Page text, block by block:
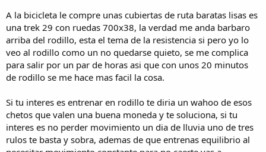
A la bicicleta le compre unas cubiertas de ruta baratas lisas es
una trek 29 con ruedas 700x38, la verdad me anda barbaro
arriba del rodillo, esta el tema de la resistencia si pero yo lo
veo al rodillo como un no quedarse quieto, se me complica
para salir por un par de horas asi que con unos 20 minutos
de rodillo se me hace mas facil la cosa.
Si tu interes es entrenar en rodillo te diria un wahoo de esos
chetos que valen una buena moneda y te soluciona, si tu
interes es no perder movimiento un dia de lluvia uno de tres
rulos te basta y sobra, ademas de que entrenas equilibrio al